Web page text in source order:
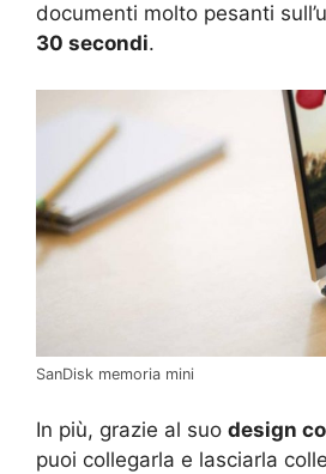
documenti molto pesanti
30 secondi.
SanDisk memoria mini
In più, grazie al suo design
puoi collegarla e lasciarla